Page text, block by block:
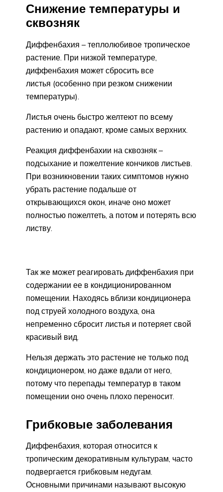
Снижение температуры и
сквозняк
Диффенбахия – теплолюбивое тропическое
растение. При низкой температуре,
диффенбахия может сбросить все
листья (особенно при резком снижении
температуры).
Листья очень быстро желтеют по всему
растению и опадают, кроме самых верхних.
Реакция диффенбахии на сквозняк –
подсыхание и пожелтение кончиков листьев.
При возникновении таких симптомов нужно
убрать растение подальше от
открывающихся окон, иначе оно может
полностью пожелтеть, а потом и потерять всю
листву.
Так же может реагировать диффенбахия при
содержании ее в кондиционированном
помещении. Находясь вблизи кондиционера
под струей холодного воздуха, она
непременно сбросит листья и потеряет свой
красивый вид.
Нельзя держать это растение не только под
кондиционером, но даже вдали от него,
потому что перепады температур в таком
помещении оно очень плохо переносит.
Грибковые заболевания
Диффенбахия, которая относится к
тропическим декоративным культурам, часто
подвергается грибковым недугам.
Основными причинами называют высокую